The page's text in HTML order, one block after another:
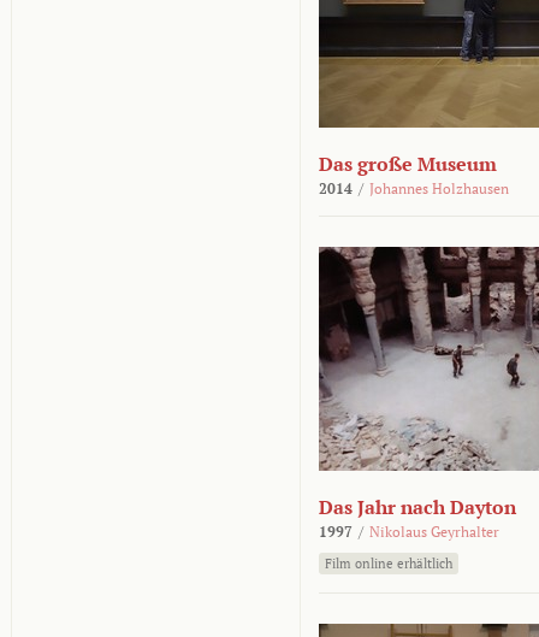
Das große Museum
2014 / Johannes Holzhausen
Das Jahr nach Dayton
1997 / Nikolaus Geyrhalter
Film online erhältlich